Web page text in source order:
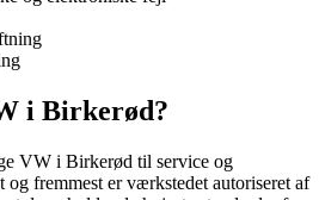
i Birkerød?
VW i Birkerød til service og
fremmest er værkstedet autoriseret af